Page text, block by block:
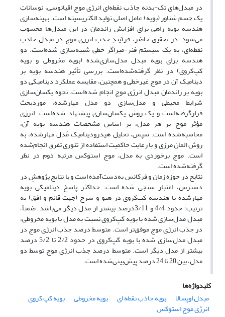
در مبدل‌های تک-بدنه جاذب نقطه‌ای انرژی موج اقیانوسی، نوساناتِ
یک جسم شناور (بویه) عامل اصلی تولید الکتریسیته است. بهینه‌سازی
هندسه بویه راهی برای افزایش راندمان در این مبدل‌ها محسوب
‌می‌شود. در تحقیق حاضر، فرآیندِ جذب انرژی موج در مبدل جاذب
نقطه‌ای، به یک سیستم فنر-‌میراگر خطی شبیه‌سازی شده‌است. دو
هندسه برای بویه مبدل مدل‌سازی‌شده (بویه مخروطی و بویه
کپ‌کروی) در نظر گرفته‌شده‌است. بررسی تأثیر هندسه بویه بر
دینامیک آن در موج غیرخطی و همچنین، مقایسه عملکرد دینامیکی دو
بویه‌ بر راندمان مبدل انرژی موج انجام شده‌است. نحوه یکسان‌سازی
شرایط محیطی و مدل‌سازی دو مدل مهارشده، موردبحث
قرارگرفته‌است و یک روش یکسان‌سازی پیشنهاد شده‌است. انرژی
مؤثر موج بر هر مدل، بر اساس مشخصات هندسه بویه آن،
محاسبه‌شده است. سپس، تحلیل هیدرودینامیک مُدل مهارشده، به
روش المان مرزی و با رعایت حاکمیت استفاده از تئوری تفرق انجام‌شده
است. موج برخوردی به مدل، موج استوکس مرتبه دوم در نظر
گرفته‌شده است.
نتایج در حوزه زمان و فرکانس به‌دست‌آمده است و با نتایج پژوهش‌ِ در
دسترس، اعتبار سنجی شده است. حداکثر پاسخ دینامیکی بویه
مهارشده با هندسه کَپ‌ِکروی در هیو و سرج (جهت قائم و افق) به
ترتیب؛ حدود 4/4 و 3/11درصد بیشتر از مدل دیگر می‌باشد. ضمناً،
مبدل مدل‌سازی شده با بویه کَپ‌ِکروی نسبت به مدل با بویه مخروطی،
در جذب انرژی موج موفق‌تر است. متوسط درصد جذب انرژی موج در
مبدل مدل‌سازی شده با بویه کَپ‌کروی در حدود 2/2 تا 5/2 درصد
بیشتر از مدل دیگر است. متوسط درصد جذب انرژی موج توسط دو
مدل، بین 20 تا 24 درصد پیش‌بینی‌شده است.
کلیدواژه‌ها
مبدل اوپسالا
بویه جاذب نقطه ای بویه مخروطی بویه کپ کروی
انرژی موج استوکس